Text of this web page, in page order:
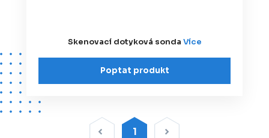
Skenovací dotyková sonda Více
Poptat produkt
1